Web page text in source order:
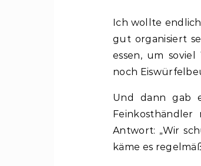
Ich wollte endlich mit Aqua Faba das Experimentieren beginnen, aber das will
gut organisiert
essen, um
noch
Und dann gab
Antwort: „Wir
käme es